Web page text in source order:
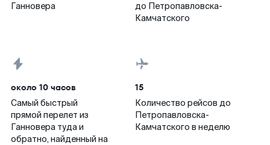
Ганновера
до Петропавловска-
Камчатского
около 10 часов
Самый быстрый
прямой перелет из
Ганновера туда и
обратно, найденный на
15
Количество рейсов до
Петропавловска-
Камчатского в неделю